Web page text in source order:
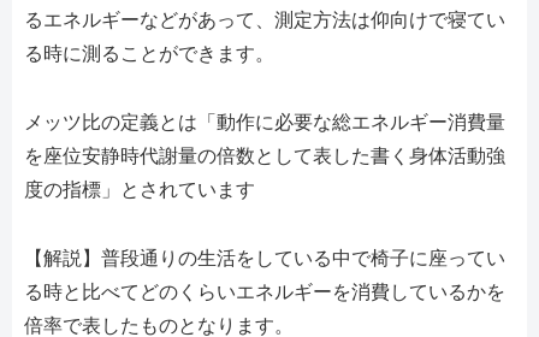
るエネルギーなどがあって、測定方法は仰向けで寝てい
る時に測ることができます。
メッツ比の定義とは「動作に必要な総エネルギー消費量
を座位安静時代謝量の倍数として表した書く身体活動強
度の指標」とされています
【解説】普段通りの生活をしている中で椅子に座ってい
る時と比べてどのくらいエネルギーを消費しているかを
倍率で表したものとなります。